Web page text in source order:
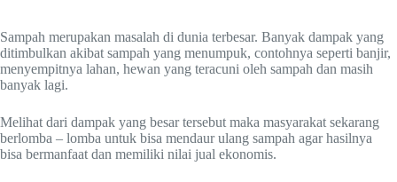
Sampah merupakan masalah di dunia terbesar. Banyak dampak yang
ditimbulkan akibat sampah yang menumpuk, contohnya seperti banjir,
menyempitnya lahan, hewan yang teracuni oleh sampah dan masih
banyak lagi.
Melihat dari dampak yang besar tersebut maka masyarakat sekarang
berlomba – lomba untuk bisa mendaur ulang sampah agar hasilnya
bisa bermanfaat dan memiliki nilai jual ekonomis.